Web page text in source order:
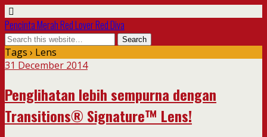
Pencinta Merah Red Lover Red Diva
Tags › Lens
31 December 2014
Penglihatan lebih sempurna dengan
Transitions® Signature™ Lens!